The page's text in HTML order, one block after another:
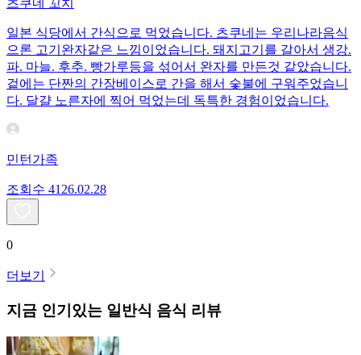
츠쿠네 꼬치
일본 식당에서 간식으로 먹었습니다. 츠쿠네는 우리나라음식
으론 고기완자같은 느낌이었습니다. 돼지고기를 갈아서 생강.
파. 마늘. 후추. 빵가루등을 섞어서 완자를 만든것 같았습니다.
겉에는 단짠의 간장베이스로 간을 해서 숯불에 구워주었습니
다. 달걀 노른자에 찍어 먹었는데 독특한 경험이었습니다.
민턴가족
조회수 41 26.02.28
0
더보기
지금 인기있는 일반식 음식 리뷰